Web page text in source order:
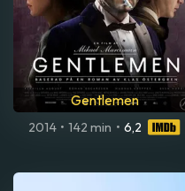
Gentlemen
2014 • 142 min • 6,2